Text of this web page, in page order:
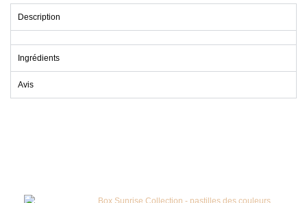
Description
Ingrédients
Avis